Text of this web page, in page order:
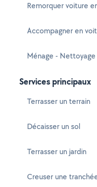
Remorquer voiture
Accompagner en
Ménage - Nettoyage
Services principaux
Terrasser un terrain
Décaisser un sol
Terrasser un jardin
Creuser une